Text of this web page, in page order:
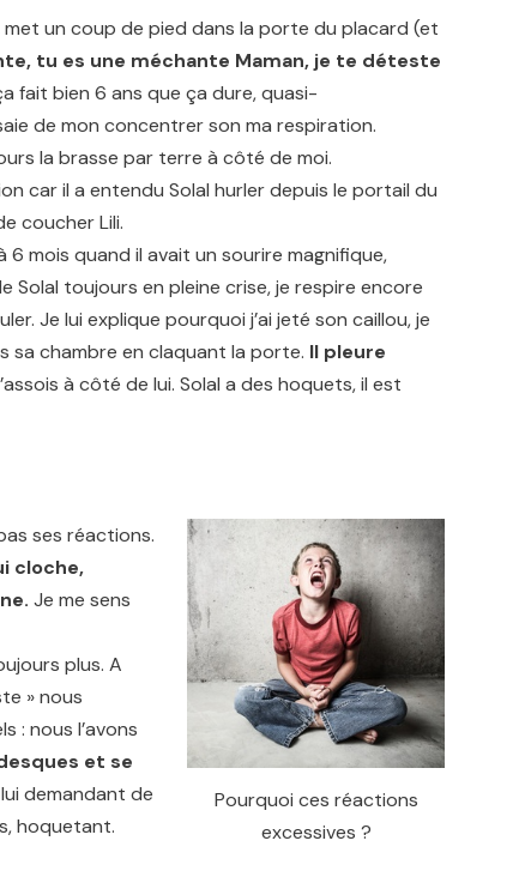
met un coup de pied dans la porte du placard (et
tu es une méchante Maman, je te déteste
fait bien 6 ans que ça dure, quasi-
de mon concentrer son ma respiration.
la brasse par terre à côté de moi.
car il a entendu Solal hurler depuis le portail du
coucher Lili.
6 mois quand il avait un sourire magnifique,
Solal toujours en pleine crise, je respire encore
Je lui explique pourquoi j’ai jeté son caillou, je
sa chambre en claquant la porte. Il pleure
à côté de lui. Solal a des hoquets, il est
Pourquoi ces réactions
excessives ?
ses réactions.
cloche,
Je me sens
plus. A
» nous
: nous l’avons
et se
demandant de
hoquetant.